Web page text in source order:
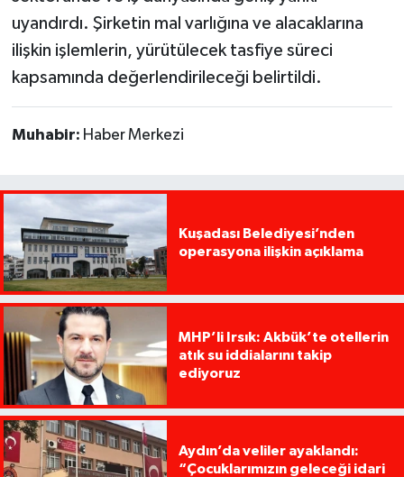
uyandırdı. Şirketin mal varlığına ve alacaklarına
ilişkin işlemlerin, yürütülecek tasfiye süreci
kapsamında değerlendirileceği belirtildi.
Muhabir: Haber Merkezi
Kuşadası Belediyesi’nden
operasyona ilişkin açıklama
MHP’li Irsık: Akbük’te otellerin
atık su iddialarını takip
ediyoruz
Aydın’da veliler ayaklandı:
“Çocuklarımızın geleceği idari